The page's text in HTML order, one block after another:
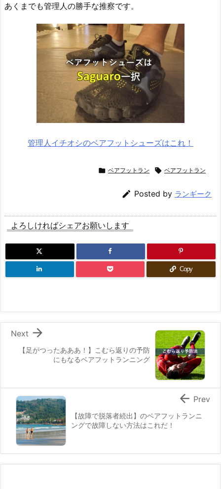
あくまでも管理人の勝手な推察です。
管理人イチオシのベアフットシューズはこれ！
 ベアフットラン  ベアフットラン
 Posted by ランギーク
よろしければシェアお願いします
Copy
【足がつったあああ！】こむら返りの予防
にもなるベアフットランニング

Next
【故障で脱落者続出】のベアフットランニ
ングで故障しない方法はこれだ！
 Prev